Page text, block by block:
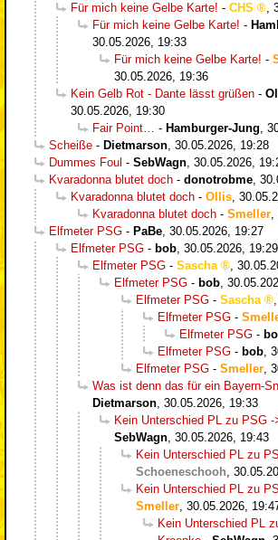
Für mich keine Gelbe Karte! - CHS
Für mich keine Gelbe Karte! -
30.05.2026, 19:33
Für mich keine Gelbe Karte! -
30.05.2026, 19:36
Kein Gelb Rot - Dante lässt grüßen -
30.05.2026, 19:30
Fair Point…
- Hamburger-Jung
Scheiße - Dietmarson 30.05.2026, 19:28
Dummes Foul - SebWagn 30.05.2026,
Kvaradonna blutet doch - donotrobme
Kvaradonna blutet doch - Ollis
Kvaradonna blutet doch - Smeller
Elfmeter PSG - PaBe 30.05.2026, 19:27
Elfmeter PSG - bob 30.05.2026, 19:29
Elfmeter PSG - Sascha
Elfmeter PSG - bob
Elfmeter PSG - Sascha
Elfmeter PSG -
Elfmeter PSG -
Elfmeter PSG - bob
Elfmeter PSG - Smeller
Was ist denn das für ein Bayern-
Dietmarson 30.05.2026, 19:33
Kein Unterschied PL zu PSG
SebWagn 30.05.2026, 19:43
Kein Unterschied PL zu
Schoeneschooh
Kein Unterschied PL zu
Smeller 30.05.2026,
Kein Unterschied PL